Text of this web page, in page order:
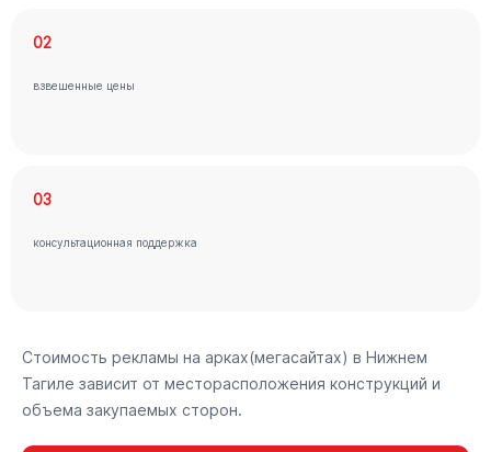
02
взвешенные цены
03
консультационная поддержка
Стоимость рекламы на арках(мегасайтах) в Нижнем
Тагиле зависит от месторасположения конструкций и
объема закупаемых сторон.